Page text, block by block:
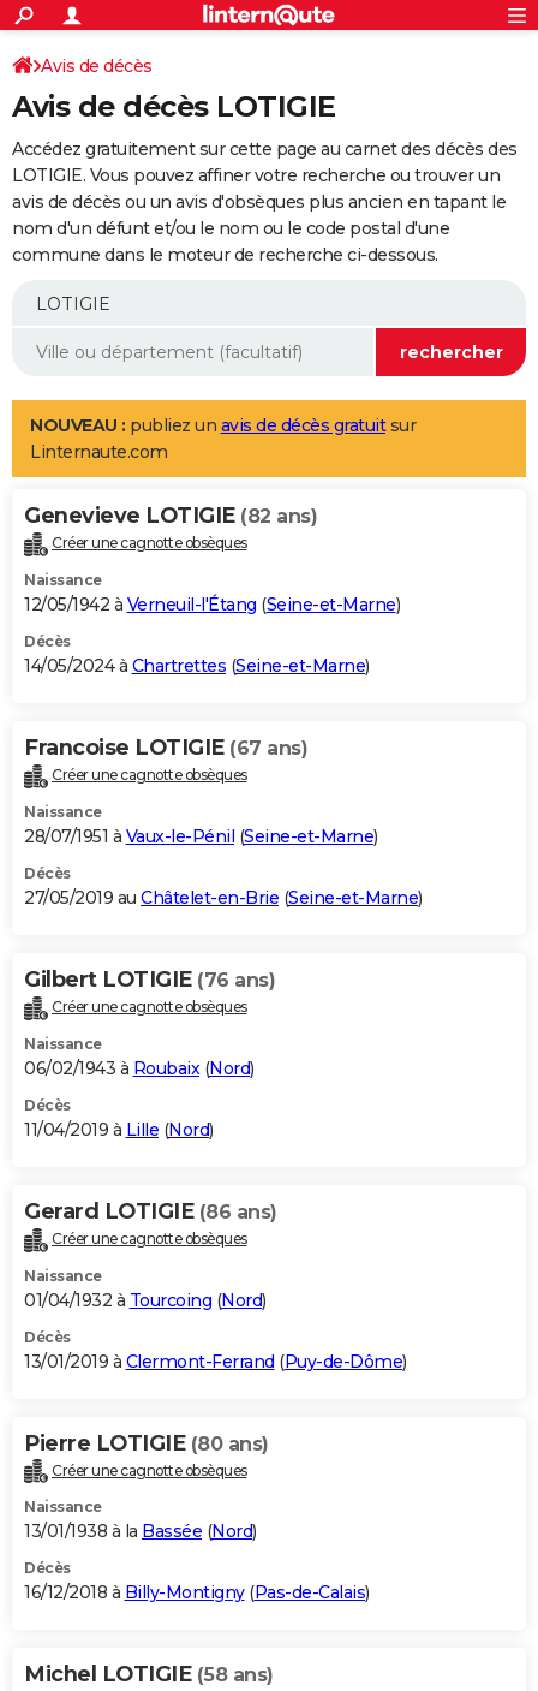
ACTUALITÉS
Politique
Société
Faits Divers
Education
Monde
Villes
+
SPORT
Coupe du monde 2026
Football
Tennis
Cyclisme
Rugby
Forum
Programme TV
TNTStreaming
Cinéma
Sorties cinéma
Musique
+
FINANCE
Retraite
Epargne
Immobilier
Risques naturels par ville
Banque
Assurance
AUTO
Essais
Réserver un essai
Citadines
Berlines
SUV
Forum auto
+
Mobiles
Meilleur smartphone
Internet
Ordinateurs
Jeux vidéo
Guide high-tech
Aménagement intérieur
LIFESTYLE
Art de vivre
Bien-être
Loisirs
Mode
Modes de vie
Alimentation
Guide de la santé
Maladies
Médicaments
Sommeil
VOYAGE
Destinations
City break
Voyage nature
Voyage de noces
Forum
Climat
+PHOTO
GUIDES D'ACHAT
BONS PLANS
Carte de Noël
Carte Bonne année
Carte Saint-Valentin
Carte Pâques
Carte d'anniversaire
DICTIONNAIRE
Dictionnaire
Biographies
Citations
Expressions
Proverbes
PROGRAMME TV
S'inscrire
Se connecter
Lycées
Collèges
Primaires
Universités
Entreprises
Service militaire
Avis de recherche
AVIS DE DÉCÈS
Bricolage
Lifestyle
Culture
Sport
Auto
Television
Voyage
Cinema
Avis de décès
Avis de décès LOTIGIE
Accédez gratuitement sur cette page au carnet des décès des
LOTIGIE. Vous pouvez affiner votre recherche ou trouver un
avis de décès ou un avis d'obsèques plus ancien en tapant le
nom d'un défunt et/ou le nom ou le code postal d'une
commune dans le moteur de recherche ci-dessous.
NOUVEAU : publiez un avis de décès gratuitsur
Linternaute.com
Genevieve LOTIGIE (82 ans)
Créer une cagnotte obsèques
Naissance
12/05/1942 à Verneuil-l'Étang (Seine-et-Marne)
Décès
14/05/2024 à Chartrettes (Seine-et-Marne)
Francoise LOTIGIE (67 ans)
Créer une cagnotte obsèques
Naissance
28/07/1951 à Vaux-le-Pénil (Seine-et-Marne)
Décès
27/05/2019 au Châtelet-en-Brie (Seine-et-Marne)
Gilbert LOTIGIE (76 ans)
Créer une cagnotte obsèques
Naissance
06/02/1943 à Roubaix(Nord)
Décès
11/04/2019 à Lille (Nord)
Gerard LOTIGIE (86 ans)
Créer une cagnotte obsèques
Naissance
01/04/1932 à Tourcoing (Nord)
Décès
13/01/2019 à Clermont-Ferrand (Puy-de-Dôme)
Pierre LOTIGIE (80 ans)
Créer une cagnotte obsèques
Naissance
13/01/1938 à la Bassée (Nord)
Décès
16/12/2018 à Billy-Montigny(Pas-de-Calais)
Michel LOTIGIE (58 ans)